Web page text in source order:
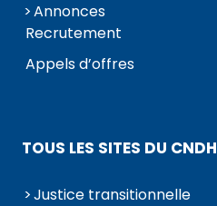
Annonces
Recrutement
Appels d’offres
TOUS LES SITES DU CNDH
Justice transitionnelle